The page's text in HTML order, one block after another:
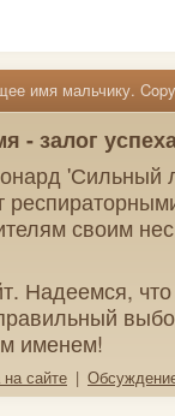
имя мальчику.
- залог
'Сильный
своим
Надеемся,
именем!
сайте |